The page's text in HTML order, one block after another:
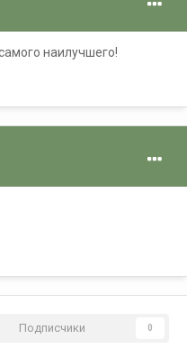
наилучшего!
Подписчики 0